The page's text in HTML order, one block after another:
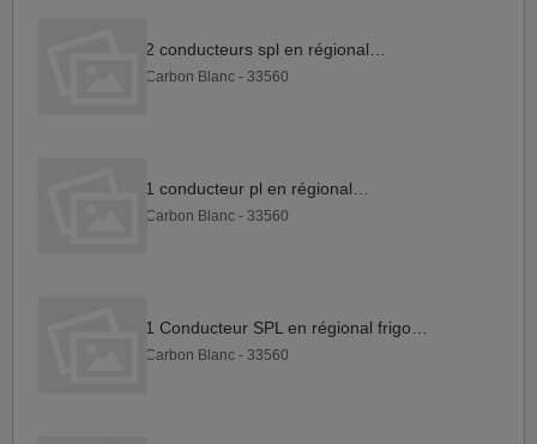
Carbon Blanc - 33560
Carbon Blanc - 33560
Carbon Blanc - 33560